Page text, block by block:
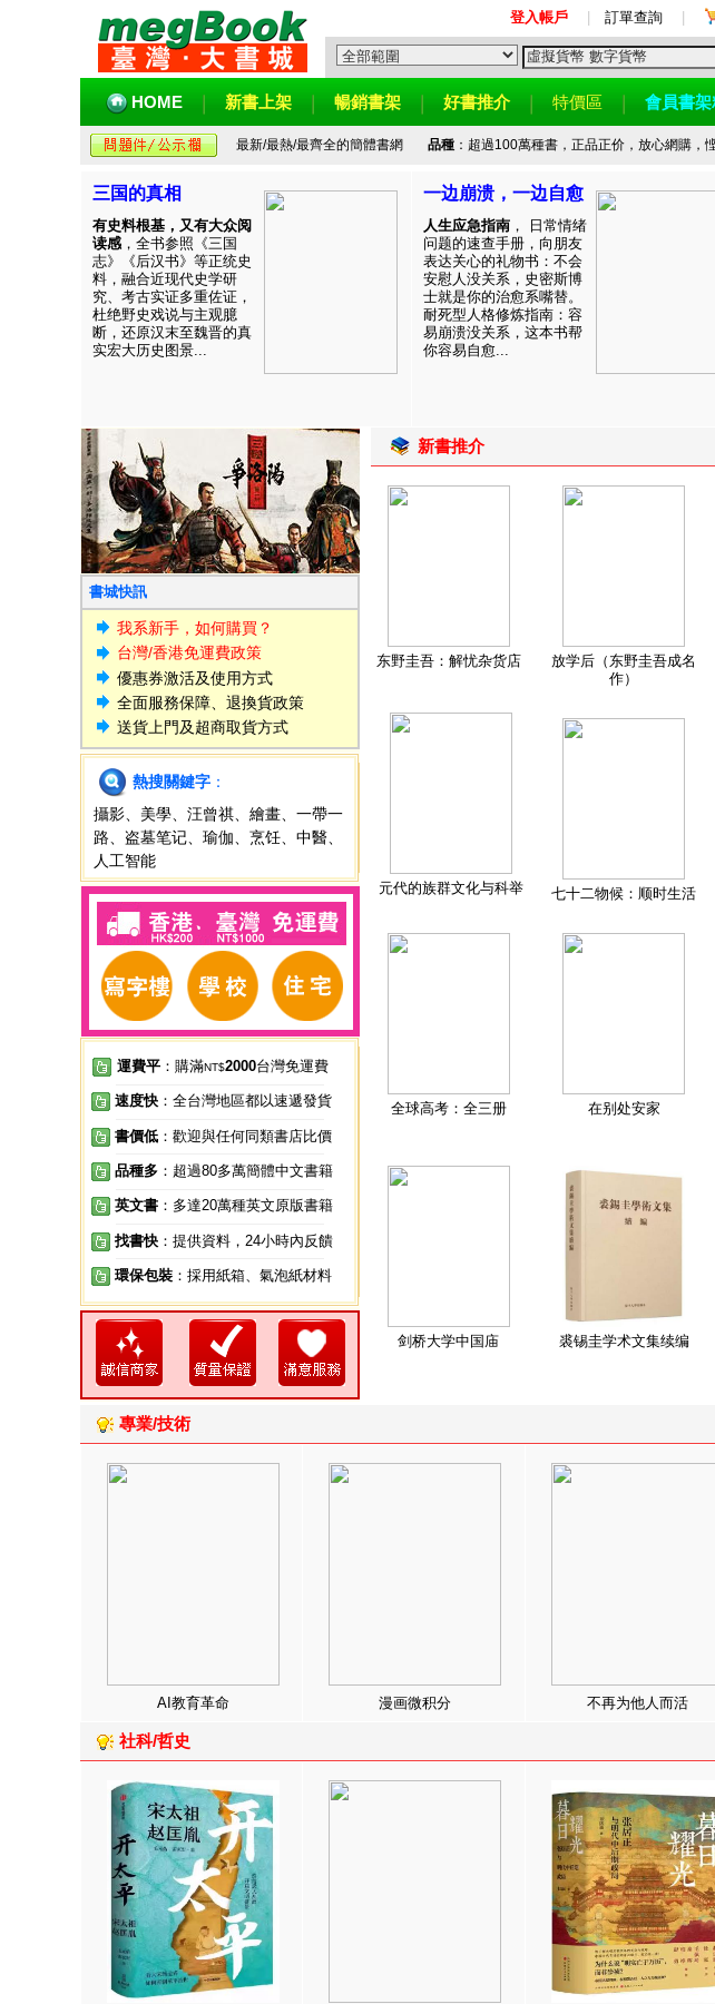
登入帳戶 訂單查詢
HOME 新書上架 暢銷書架 好書推介 特價區 會員書架
最新/最熱/最齊全的簡體書網 品種：超過100萬種書，正品正价，放心網購，
三国的真相
有史料根基，又有大众阅
读感 ，全书参照《三国
志》《后汉书》等正统史
料，融合近现代史学研
究、考古实证多重佐证，
杜绝野史戏说与主观臆
断，还原汉末至魏晋的真
实宏大历史图景...
一边崩溃，一边自愈
人生应急指南 ， 日常情绪
问题的速查手册，向朋友
表达关心的礼物书：不会
安慰人没关系，史密斯博
士就是你的治愈系嘴替。
耐死型人格修炼指南：容
易崩溃没关系，这本书帮
你容易自愈...
書城快訊
我系新手，如何購買？
台灣/香港免運費政策
優惠券激活及使用方式
全面服務保障、退換貨政策
送貨上門及超商取貨方式
熱搜關鍵字 ：
攝影
美學 汪曾祺 繪畫
一帶一
路
盗墓笔记 瑜伽 烹饪 中醫
人工智能
運費平 ：購滿NT$2000台灣免運費
速度快 ：全台灣地區都以速遞發貨
書價低 ：歡迎與任何同類書店比價
品種多 ：超過80多萬簡體中文書籍
英文書 ：多達20萬種英文原版書籍
找書快 ：提供資料，24小時內反饋
環保包裝 ：採用紙箱、氣泡紙材料
新書推介
东野圭吾：解忧杂货店
放学后（东野圭吾成名
作）
元代的族群文化与科举 七十二物候：顺时生活
全球高考：全三册 在别处安家
剑桥大学中国庙 裘锡圭学术文集续编
專業/技術
AI教育革命 漫画微积分 不再为他人而活
社科/哲史